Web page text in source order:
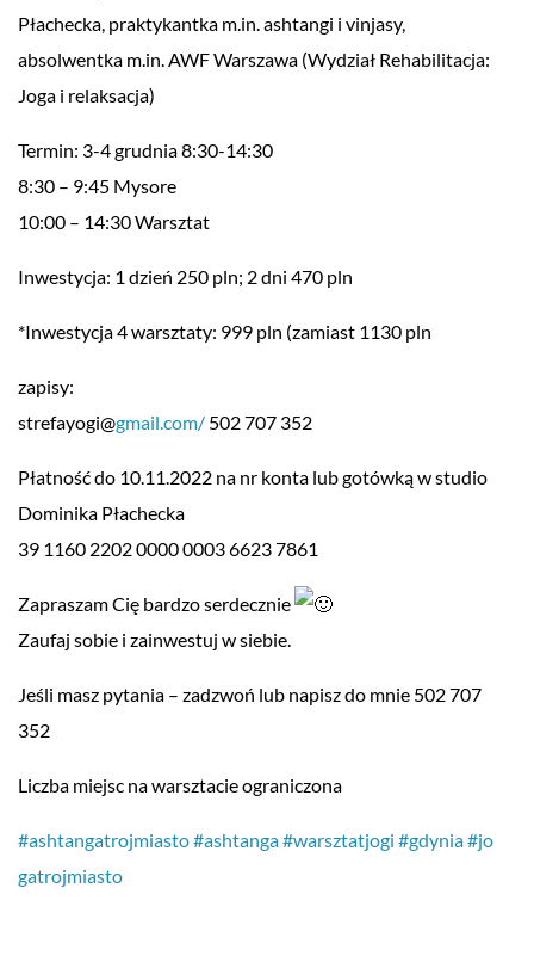
Płachecka, praktykantka m.in. ashtangi i vinjasy,
absolwentka m.in. AWF Warszawa (Wydział Rehabilitacja:
Joga i relaksacja)
Termin: 3-4 grudnia 8:30-14:30
8:30 – 9:45 Mysore
10:00 – 14:30 Warsztat
Inwestycja: 1 dzień 250 pln; 2 dni 470 pln
*Inwestycja 4 warsztaty: 999 pln (zamiast 1130 pln
zapisy:
strefayogi@gmail.com/ 502 707 352
Płatność do 10.11.2022 na nr konta lub gotówką w studio
Dominika Płachecka
39 1160 2202 0000 0003 6623 7861
Zapraszam Cię bardzo serdecznie
Zaufaj sobie i zainwestuj w siebie.
Jeśli masz pytania – zadzwoń lub napisz do mnie 502 707
352
Liczba miejsc na warsztacie ograniczona
#ashtangatrojmiasto#ashtanga#warsztatjogi #gdynia#jo
gatrojmiasto